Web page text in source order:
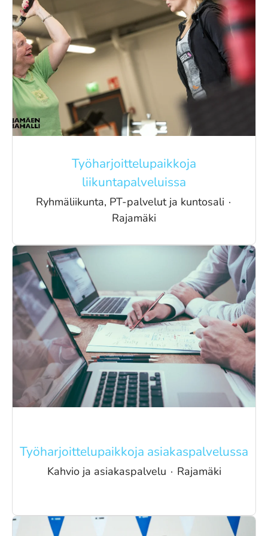
Työharjoittelupaikkoja
liikuntapalveluissa
Ryhmäliikunta, PT-palvelut ja kuntosali ·
Rajamäki
Työharjoittelupaikkoja asiakaspalvelussa
Kahvio ja asiakaspalvelu · Rajamäki